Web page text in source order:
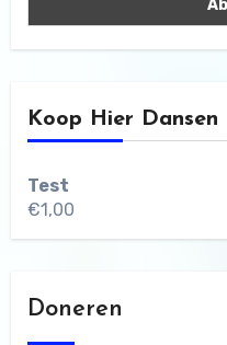
Koop Hier Dansen
Test
€1,00
Doneren